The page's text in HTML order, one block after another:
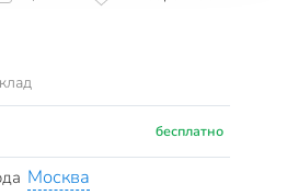
бесплатно
Москва